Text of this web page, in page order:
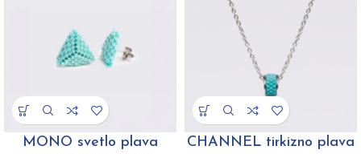
MONO svetlo plava
CHANNEL tirkizno plava